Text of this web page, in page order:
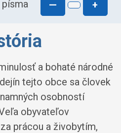
— +
a bohaté národné
tejto obce sa človek
osobností
obyvateľov
prácou a živobytím,